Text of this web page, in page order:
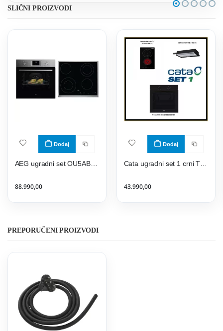
SLIČNI PROIZVODI
Dodaj
AEG ugradni set OU5AB21CM+HK634021XB
88.990,00
Dodaj
Cata ugradni set 1 crni TD 3002 BK + SES 6004 BK + TFB 5160 BK
43.990,00
PREPORUČENI PROIZVODI